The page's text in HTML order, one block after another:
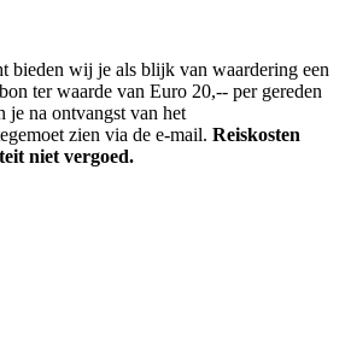
bieden wij je als blijk van waardering een
ter waarde van Euro 20,-- per gereden
je na ontvangst van het
zien via de e-mail. Reiskosten
niet vergoed.